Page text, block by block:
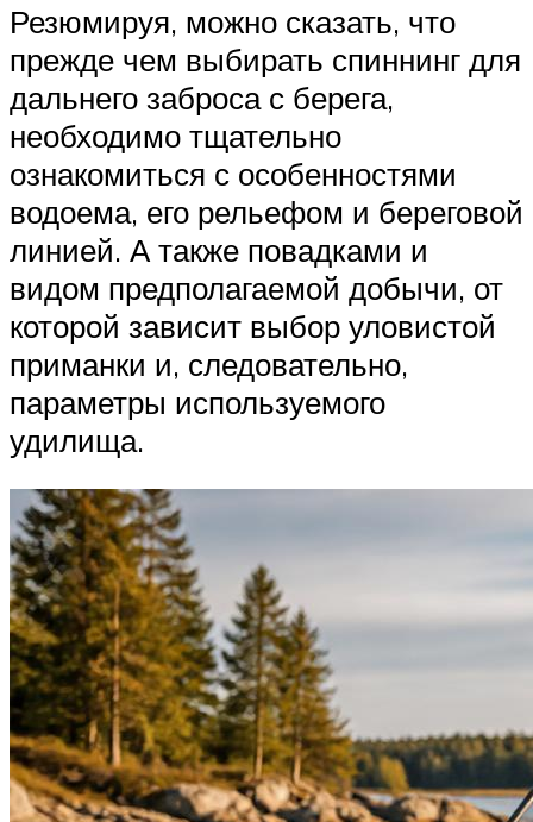
Резюмируя, можно сказать, что
прежде чем выбирать спиннинг для
дальнего заброса с берега,
необходимо тщательно
ознакомиться с особенностями
водоема, его рельефом и береговой
линией. А также повадками и
видом предполагаемой добычи, от
которой зависит выбор уловистой
приманки и, следовательно,
параметры используемого
удилища.